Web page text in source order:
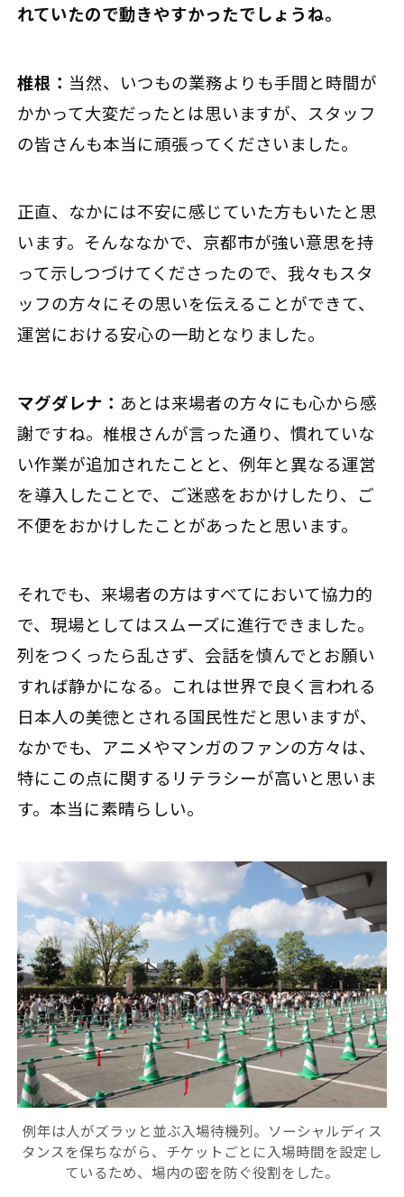
れていたので動きやすかったでしょうね。
椎根： 当然、いつもの業務よりも手間と時間が
かかって大変だったとは思いますが、スタッフ
の皆さんも本当に頑張ってくださいました。
正直、なかには不安に感じていた方もいたと思
います。そんななかで、京都市が強い意思を持
って示しつづけてくださったので、我々もスタ
ッフの方々にその思いを伝えることができて、
運営における安心の一助となりました。
マグダレナ： あとは来場者の方々にも心から感
謝ですね。椎根さんが言った通り、慣れていな
い作業が追加されたことと、例年と異なる運営
を導入したことで、ご迷惑をおかけしたり、ご
不便をおかけしたことがあったと思います。
それでも、来場者の方はすべてにおいて協力的
で、現場としてはスムーズに進行できました。
列をつくったら乱さず、会話を慎んでとお願い
すれば静かになる。これは世界で良く言われる
日本人の美徳とされる国民性だと思いますが、
なかでも、アニメやマンガのファンの方々は、
特にこの点に関するリテラシーが高いと思いま
す。本当に素晴らしい。
例年は人がズラッと並ぶ入場待機列。ソーシャルディス
タンスを保ちながら、チケットごとに入場時間を設定し
ているため、場内の密を防ぐ役割をした。